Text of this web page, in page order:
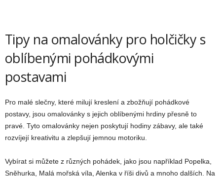
Tipy na omalovánky pro holčičky s
oblíbenými pohádkovými
postavami
Pro malé slečny, které milují kreslení a zbožňují pohádkové
postavy, jsou omalovánky s jejich oblíbenými hrdiny přesně to
pravé. Tyto omalovánky nejen poskytují hodiny zábavy, ale také
rozvíjejí kreativitu a zlepšují jemnou motoriku.
Vybírat si můžete z různých pohádek, jako jsou například Popelka,
Sněhurka, Malá mořská víla, Alenka v říši divů a mnoho dalších. Na